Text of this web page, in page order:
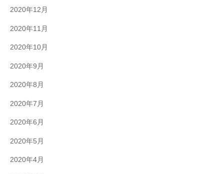
2020年12月
2020年11月
2020年10月
2020年9月
2020年8月
2020年7月
2020年6月
2020年5月
2020年4月